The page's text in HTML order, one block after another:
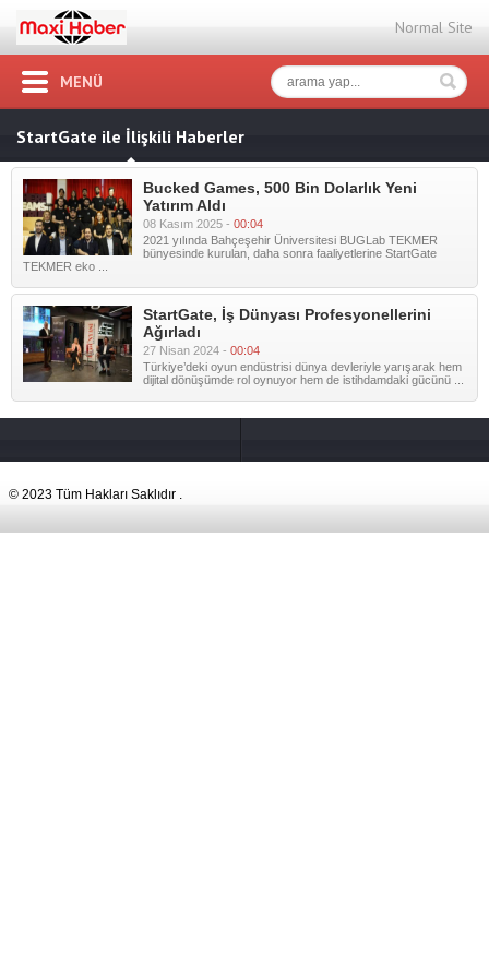
Normal Site
MENÜ
StartGate ile İlişkili Haberler
Bucked Games, 500 Bin Dolarlık Yeni
Yatırım Aldı
08 Kasım 2025 - 00:04
2021 yılında Bahçeşehir Üniversitesi BUGLab TEKMER
bünyesinde kurulan, daha sonra faaliyetlerine StartGate
TEKMER eko ...
StartGate, İş Dünyası Profesyonellerini
Ağırladı
27 Nisan 2024 - 00:04
Türkiye’deki oyun endüstrisi dünya devleriyle yarışarak hem
dijital dönüşümde rol oynuyor hem de istihdamdaki gücünü ...
© 2023 Tüm Hakları Saklıdır .